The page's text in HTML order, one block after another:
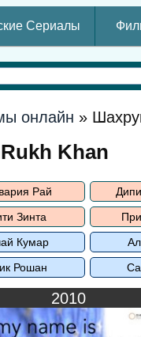
Сериалы
онлайн »
Khan
Рай
Зинта
Кумар
Рошан
2010